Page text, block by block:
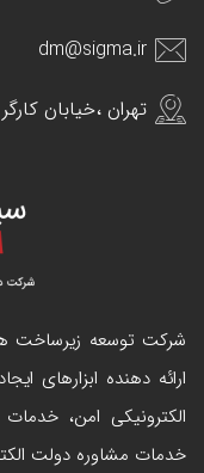
dm@sigma.ir
تهران ،خیابان
شرکت توسعه زیرساخت
ارائه دهنده ابزارهای
خدمات مشاوره دولت